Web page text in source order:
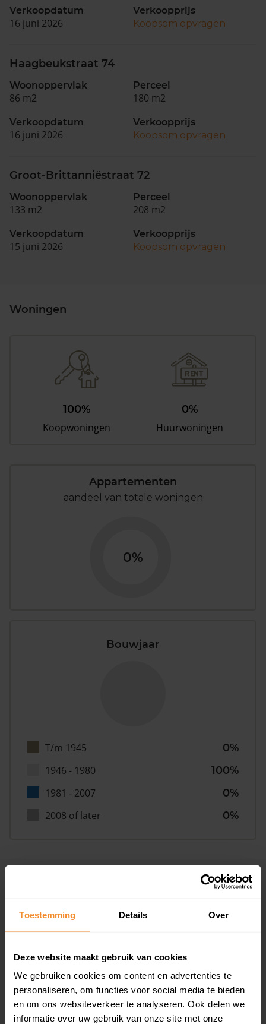
Toestemming Details Over
Deze website maakt gebruik van cookies
We gebruiken cookies om content en advertenties te
personaliseren, om functies voor social media te bieden
en om ons websiteverkeer te analyseren. Ook delen we
informatie over uw gebruik van onze site met onze
Verkoopdatum
16 juni 2026
Verkoopprijs
Koopsom opvragen
Haagbeukstraat 74
Woonoppervlak
86 m2
Perceel
180 m2
Verkoopdatum
16 juni 2026
Verkoopprijs
Koopsom opvragen
Groot-Brittanniëstraat 72
Woonoppervlak
133 m2
Perceel
208 m2
Verkoopdatum
15 juni 2026
Verkoopprijs
Koopsom opvragen
Woningen
100%
Koopwoningen
0%
Huurwoningen
Appartementen
aandeel van totale woningen
0%
Bouwjaar
T/m 1945
0%
1946 - 1980
100%
1981 - 2007
0%
2008 of later
0%
Type huishoudens